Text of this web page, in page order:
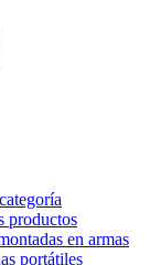
we provide you
to browse this
us analyze how
To learn more
can access our
productos
en armas
portátiles